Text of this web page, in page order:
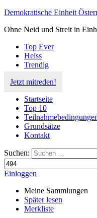
Demokratische Einheit
Ohne Neid und Streit in
Top Ever
Heiss
Trendig
Jetzt mitreden!
Startseite
Top 10
Grundsätze
Kontakt
Suchen:
Einloggen
Meine Sammlungen
Später lesen
Merkliste